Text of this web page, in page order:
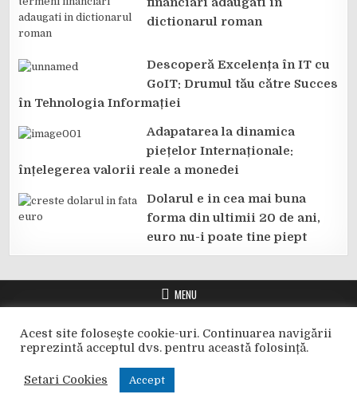
dictionarul roman
Descoperă Excelența în IT cu
GoIT: Drumul tău către Succes
în Tehnologia Informației
Adapatarea la dinamica
piețelor Internaționale:
înțelegerea valorii reale a monedei
Dolarul e in cea mai buna
forma din ultimii 20 de ani,
euro nu-i poate tine piept
MENU
CONTACT
Copyright © 2026 CurBNR.ro
Toate informatiile referitoare la valute si cursul valutar al leului sunt
Acest site folosește cookie-uri. Continuarea navigării
reprezintă acceptul dvs. pentru această folosință.
Setari Cookies Accept